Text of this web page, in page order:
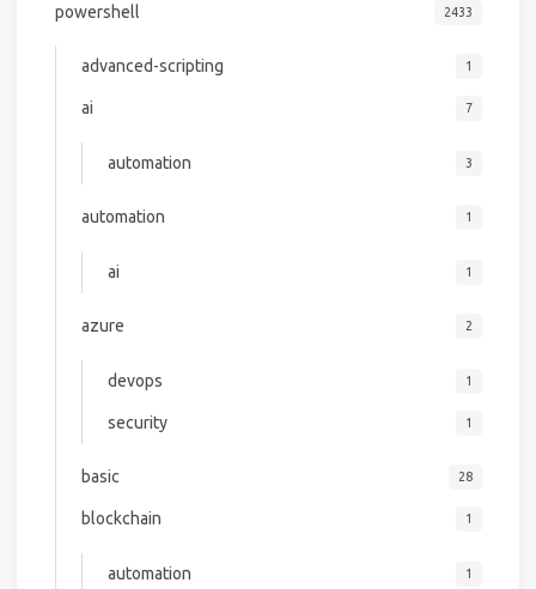
powershell 2433
advanced-scripting 1
ai 7
automation 3
automation 1
ai 1
azure 2
devops 1
security 1
basic 28
blockchain 1
automation 1